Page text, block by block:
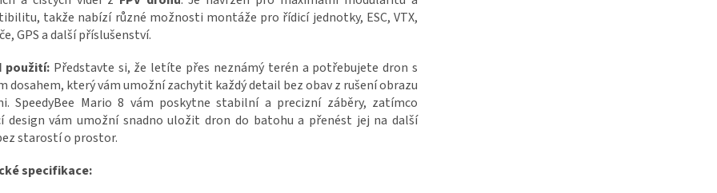
takže nabízí různé možnosti montáže pro řídicí jednotky, ESC, VTX,
GPS a další příslušenství.
použití:Představte si, že letíte přes neznámý terén a potřebujete dron s
dosahem, který vám umožní zachytit každý detail bez obav z rušení obrazu
SpeedyBee Mario 8 vám poskytne stabilní a precizní záběry, zatímco
design vám umožní snadno uložit dron do batohu a přenést jej na další
starostí o prostor.
specifikace: